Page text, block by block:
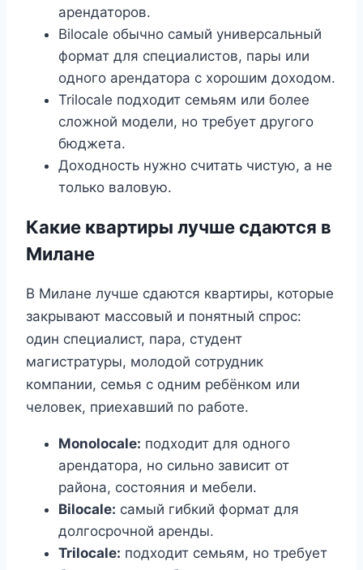
арендаторов.
Bilocale обычно самый универсальный
формат для специалистов, пары или
одного арендатора с хорошим доходом.
Trilocale подходит семьям или более
сложной модели, но требует другого
бюджета.
Доходность нужно считать чистую, а не
только валовую.
Какие квартиры лучше сдаются в
Милане
В Милане лучше сдаются квартиры, которые
закрывают массовый и понятный спрос:
один специалист, пара, студент
магистратуры, молодой сотрудник
компании, семья с одним ребёнком или
человек, приехавший по работе.
Monolocale: подходит для одного
арендатора, но сильно зависит от
района, состояния и мебели.
Bilocale: самый гибкий формат для
долгосрочной аренды.
Trilocale: подходит семьям, но требует